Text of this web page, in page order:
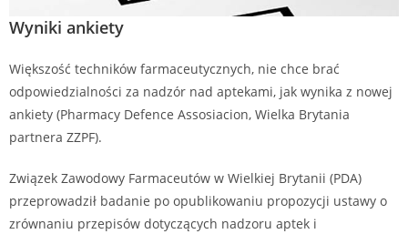
Wyniki ankiety
Większość techników farmaceutycznych, nie chce brać
odpowiedzialności za nadzór nad aptekami, jak wynika z nowej
ankiety (Pharmacy Defence Assosiacion, Wielka Brytania
partnera ZZPF).
Związek Zawodowy Farmaceutów w Wielkiej Brytanii (PDA)
przeprowadził badanie po opublikowaniu propozycji ustawy o
zrównaniu przepisów dotyczących nadzoru aptek i